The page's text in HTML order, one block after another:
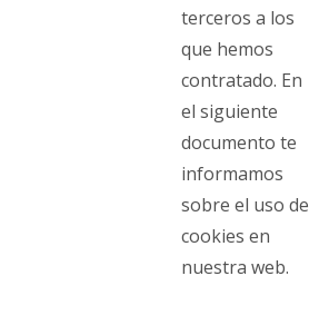
terceros a los
que hemos
contratado. En
el siguiente
documento te
informamos
sobre el uso de
cookies en
nuestra web.